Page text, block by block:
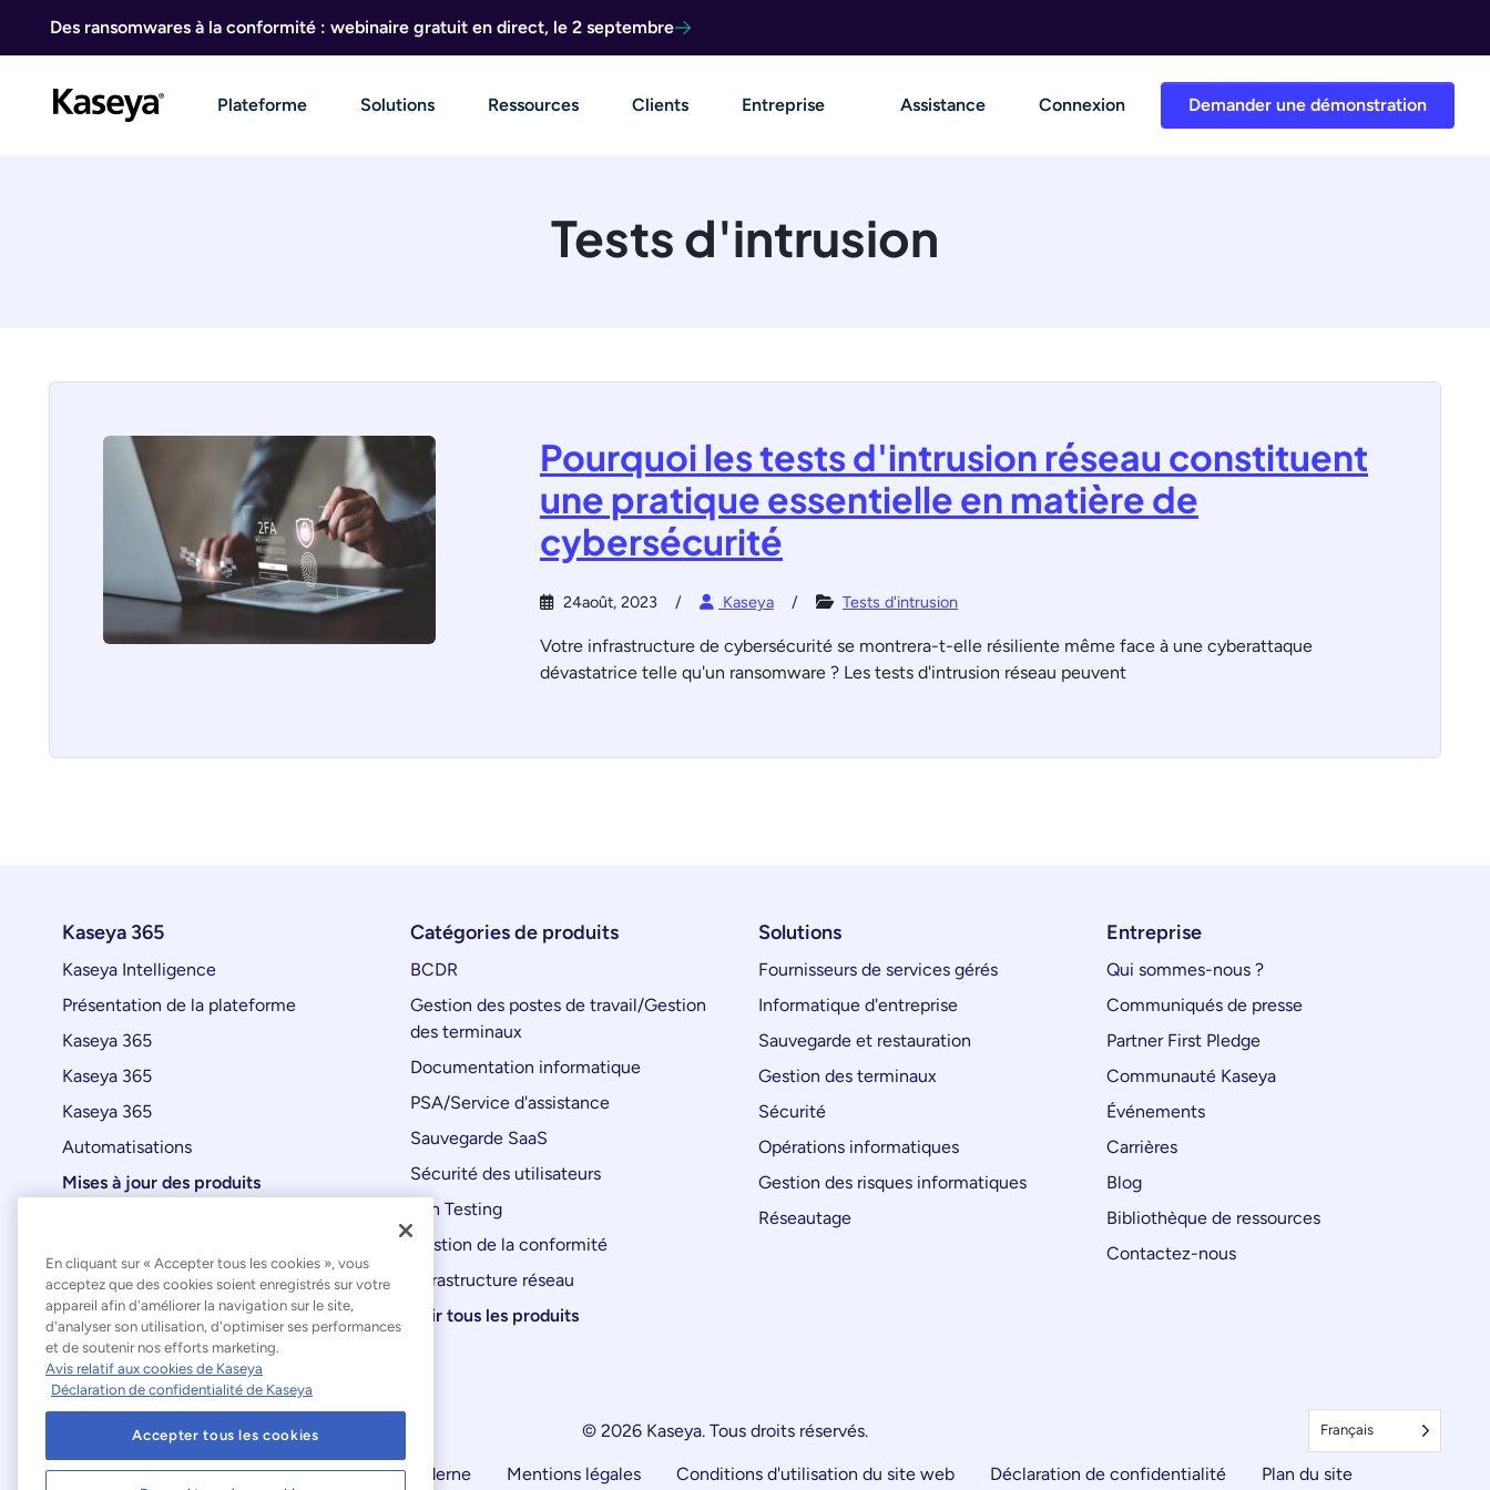
Des ransomwares à la conformité : webinaire gratuit en direct, le 2 septembre
Demander une démonstration
Plateforme Solutions Ressources Clients Entreprise Assistance Connexion
Tests d'intrusion
Pourquoi les tests d'intrusion réseau constituent
une pratique essentielle en matière de
cybersécurité
24août, 2023 Kaseya Tests d'intrusion
Votre infrastructure de cybersécurité se montrera-t-elle résiliente même face à une cyberattaque
dévastatrice telle qu'un ransomware ? Les tests d'intrusion réseau peuvent
Kaseya 365
Kaseya Intelligence
Présentation de la plateforme
Kaseya 365
Kaseya 365
Kaseya 365
Automatisations
Mises à jour des produits
Catégories de produits
BCDR
Gestion des postes de travail/Gestion
des terminaux
Documentation informatique
PSA/Service d'assistance
Sauvegarde SaaS
Sécurité des utilisateurs
Pen Testing
Gestion de la conformité
Infrastructure réseau
Voir tous les produits
Solutions
Fournisseurs de services gérés
Informatique d'entreprise
Sauvegarde et restauration
Gestion des terminaux
Sécurité
Opérations informatiques
Gestion des risques informatiques
Réseautage
Entreprise
Qui sommes-nous ?
Communiqués de presse
Partner First Pledge
Communauté Kaseya
Événements
Carrières
Blog
Bibliothèque de ressources
Contactez-nous
© 2026 Kaseya. Tous droits réservés. Français
Déclaration relative à l'esclavage moderne Mentions légales Conditions d'utilisation du site web Déclaration de confidentialité Plan du site
En cliquant sur « Accepter tous les cookies », vous
acceptez que des cookies soient enregistrés sur votre
appareil afin d'améliorer la navigation sur le site,
d'analyser son utilisation, d'optimiser ses performances
et de soutenir nos efforts marketing.
Avis relatif aux cookies de Kaseya
Déclaration de confidentialité de Kaseya
Accepter tous les cookies